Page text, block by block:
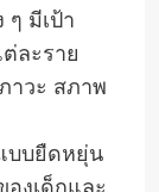
ๆ มีเป้า
ละราย
าวะ สภาพ
บบยืดหยุ่น